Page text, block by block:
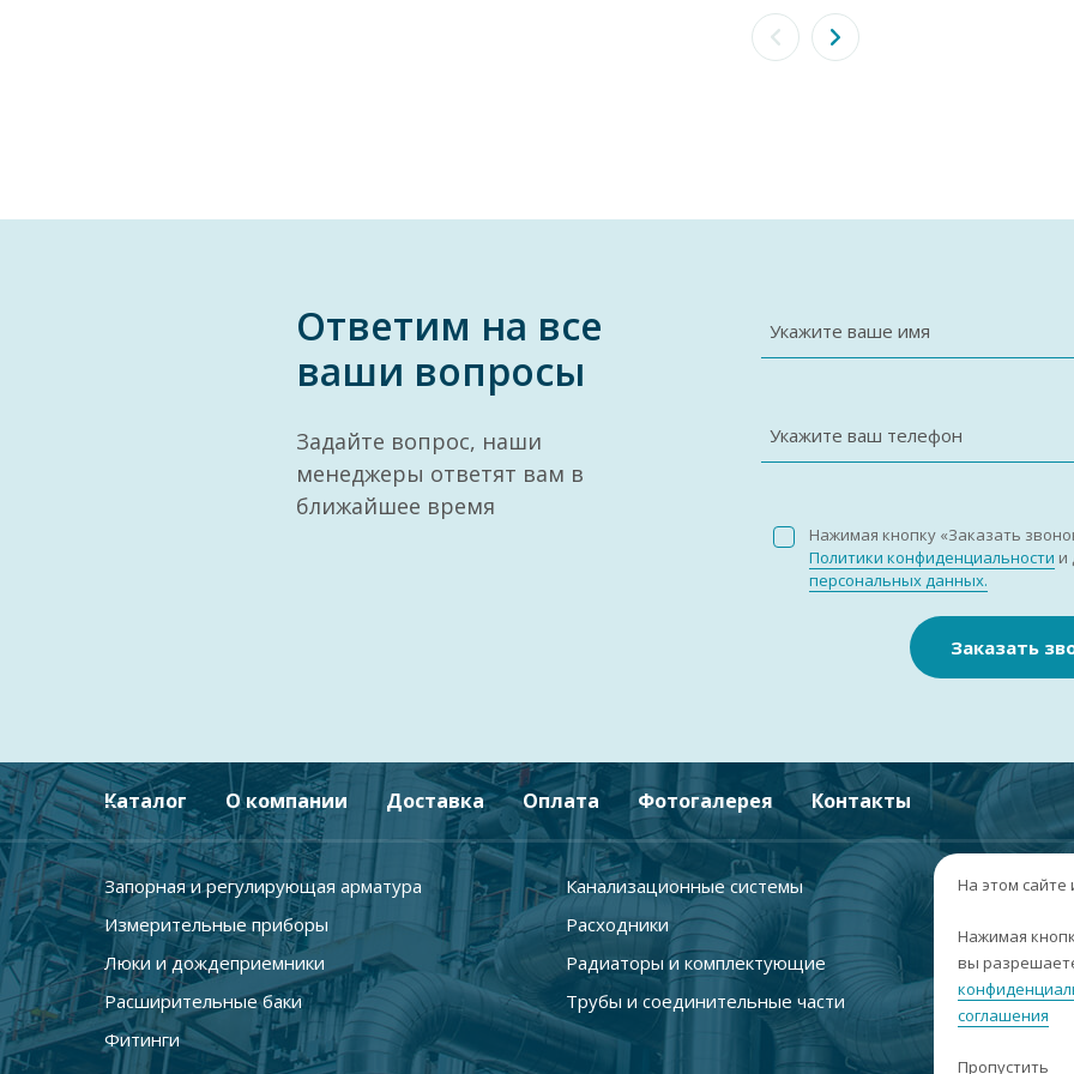
Ответим на все
ваши вопросы
Задайте вопрос, наши
менеджеры ответят вам в
ближайшее время
Укажите ваше имя
Укажите ваш телефон
Нажимая кнопку «Заказать
Политики конфиденциальности и
персональных данных.
Заказать
Каталог О компании Доставка Оплата Фотогалерея Контакты
Запорная и регулирующая арматура
Канализационные системы
Измерительные приборы
Расходники
Люки и дождеприемники
Радиаторы и комплектующие
Расширительные баки
Трубы и соединительные части
Фитинги
На этом сайте
Нажимая
вы
соглашения
Пропустить